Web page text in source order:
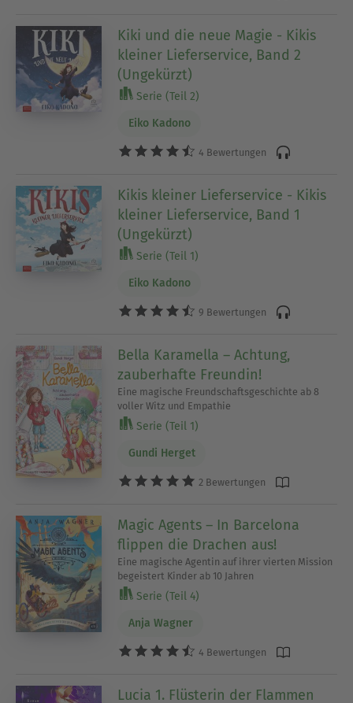
Kiki und die neue Magie - Kikis
kleiner Lieferservice, Band 2
(Ungekürzt)
Serie (Teil 2)
Eiko Kadono
4 Bewertungen
Kikis kleiner Lieferservice - Kikis
kleiner Lieferservice, Band 1
(Ungekürzt)
Serie (Teil 1)
Eiko Kadono
9 Bewertungen
Bella Karamella – Achtung,
zauberhafte Freundin!
Eine magische Freundschaftsgeschichte ab 8
voller Witz und Empathie
Serie (Teil 1)
Gundi Herget
2 Bewertungen
Magic Agents – In Barcelona
flippen die Drachen aus!
Eine magische Agentin auf ihrer vierten Mission
begeistert Kinder ab 10 Jahren
Serie (Teil 4)
Anja Wagner
4 Bewertungen
Lucia 1. Flüsterin der Flammen